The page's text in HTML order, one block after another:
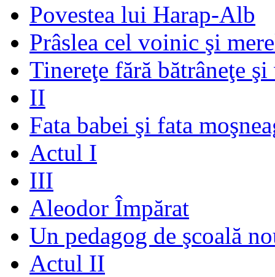
Povestea lui Harap-Alb
Prâslea cel voinic şi
Tinereţe fără bătrâneţe
II
Fata babei şi fata
Actul I
III
Aleodor Împărat
Un pedagog de şcoală
Actul II